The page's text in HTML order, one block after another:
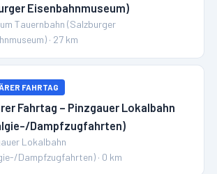
Eisenbahnmuseum)
Tauernbahn (Salzburger
· 27 km
FAHRTAG
Fahrtag – Pinzgauer Lokalbahn
Dampfzugfahrten)
Lokalbahn
Dampfzugfahrten) · 0 km